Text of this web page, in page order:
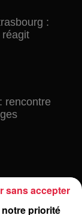
:
réagit
rencontre
priorité
sans accepter